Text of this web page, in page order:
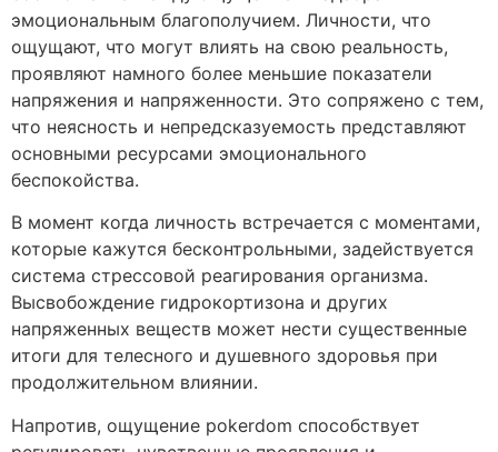
эмоциональным благополучием. Личности, что
ощущают, что могут влиять на свою реальность,
проявляют намного более меньшие показатели
напряжения и напряженности. Это сопряжено с тем,
что неясность и непредсказуемость представляют
основными ресурсами эмоционального
беспокойства.
В момент когда личность встречается с моментами,
которые кажутся бесконтрольными, задействуется
система стрессовой реагирования организма.
Высвобождение гидрокортизона и других
напряженных веществ может нести существенные
итоги для телесного и душевного здоровья при
продолжительном влиянии.
Напротив, ощущение pokerdom способствует